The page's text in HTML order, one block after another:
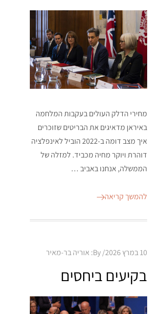
מחירי הדלק העולים בעקבות המלחמה
באיראן מדאיגים את הבריטים שזוכרים
איך מצב דומה ב-2022 הוביל לאינפלציה
דוהרת ויוקר מחיה מכביד. למזלה של
הממשלה, אנחנו באביב …
להמשך קריאה
Posted
10 במרץ 2026 By: אוריה בר-מאיר
בקיעים ביחסים